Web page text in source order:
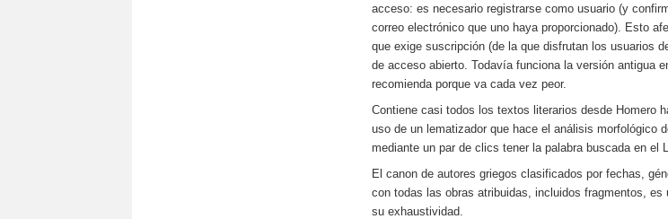
acceso: es necesario registrarse como usuario (y
correo electrónico que uno haya proporcionado). Esto
que exige suscripción (de la que disfrutan los usuarios
de acceso abierto. Todavía funciona la versión antigua
recomienda porque va cada vez peor.
Contiene casi todos los textos literarios desde Homero
uso de un lematizador que hace el análisis morfológico
mediante un par de clics tener la palabra buscada en el
El canon de autores griegos clasificados por fechas,
con todas las obras atribuidas, incluidos fragmentos, es
su exhaustividad.